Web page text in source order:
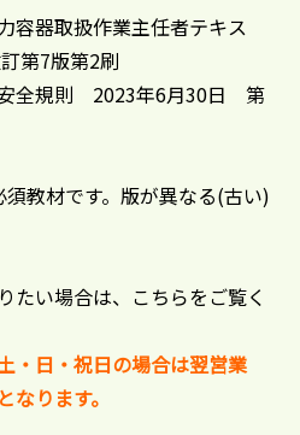
容器取扱作業主任者テキス
第7版第2刷
安全規則 2023年6月30日 第
教材です。版が異なる(古い)
たい場合は、こちらをご覧く
・日・祝日の場合は翌営業
なります。